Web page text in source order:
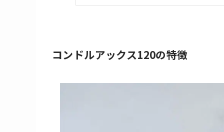
コンドルアックス120の特徴